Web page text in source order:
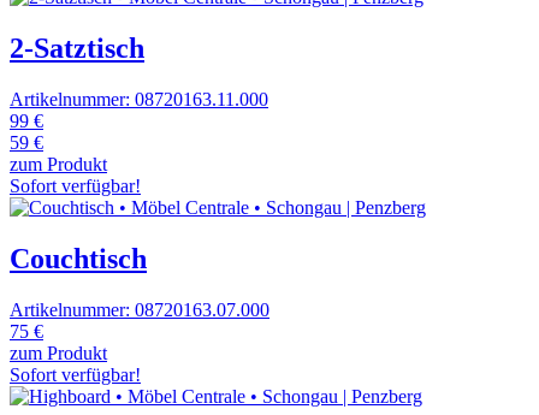
2-Satztisch
Artikelnummer: 08720163.11.000
99 €
59 €
zum Produkt
Sofort verfügbar!
Couchtisch
Artikelnummer: 08720163.07.000
75 €
zum Produkt
Sofort verfügbar!